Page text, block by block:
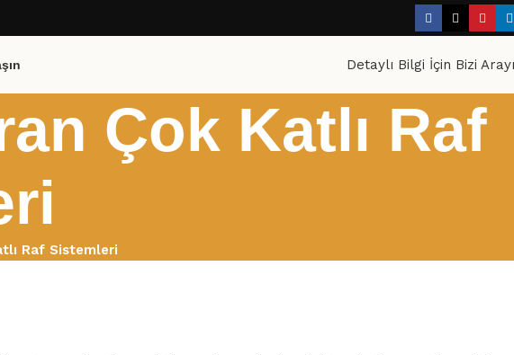
Detaylı Bilgi İçin Bizi
Çok Katlı Raf
Raf Sistemleri